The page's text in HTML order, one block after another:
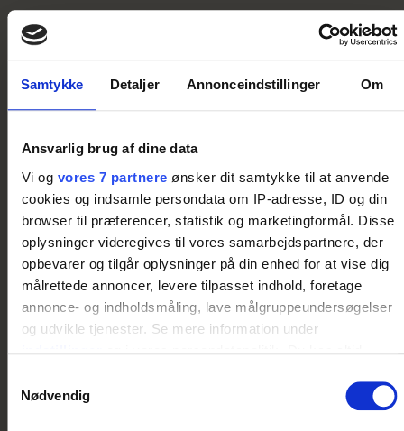
Samtykke Detaljer Annonceindstillinger Om
Ansvarlig brug af dine data
Vi og vores 7 partnere ønsker dit samtykke til at anvende
cookies og indsamle persondata om IP-adresse, ID og din
browser til præferencer, statistik og marketingformål. Disse
oplysninger videregives til vores samarbejdspartnere, der
opbevarer og tilgår oplysninger på din enhed for at vise dig
målrettede annoncer, levere tilpasset indhold, foretage
annonce- og indholdsmåling, lave målgruppeundersøgelser
og udvikle tjenester. Se mere information under
vores "Cookiedeklaration", eller ved at trykke på "Privacy
Nødvendig
Fulde navn
Telefonnummer